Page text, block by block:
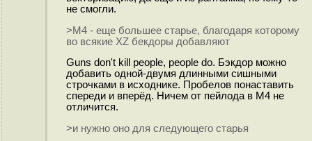
не смогли.
>M4 - еще большее старье, благодаря которому
во всякие XZ бекдоры добавляют
Guns don't kill people, people do. Бэкдор можно
добавить одной-двумя длинными сишными
строчками в исходнике. Пробелов понаставить
спереди и вперёд. Ничем от пейлода в M4 не
отличится.
>и нужно оно для следующего старья